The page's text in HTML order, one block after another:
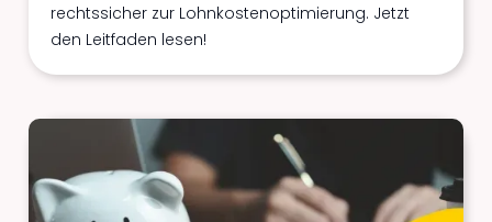
rechtssicher zur Lohnkostenoptimierung. Jetzt
den Leitfaden lesen!